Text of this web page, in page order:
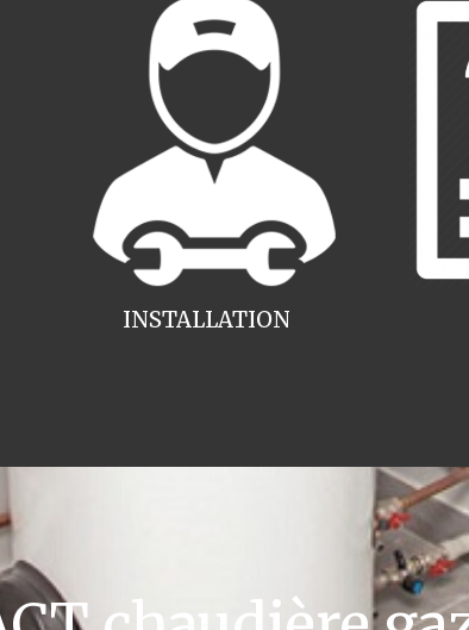
INSTALLATION